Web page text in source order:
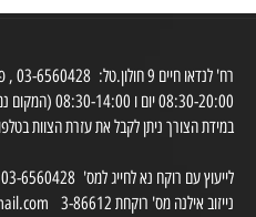
בית מרקחת
08:30-20:00 יום ו 08:30-14:00 (המקום נמצא בקומת קרקע ונגיש לנכים.